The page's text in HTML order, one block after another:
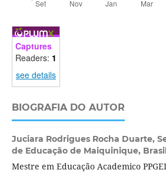
Captures
Readers: 1
see details
BIOGRAFIA DO AUTOR
Juciara Rodrigues Rocha Duarte,
de Educação de Maiquinique,
Mestre em Educação Academico